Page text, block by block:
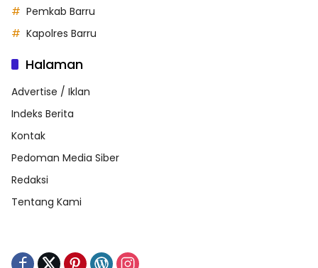
Pemkab Barru
Kapolres Barru
Halaman
Advertise / Iklan
Indeks Berita
Kontak
Pedoman Media Siber
Redaksi
Tentang Kami